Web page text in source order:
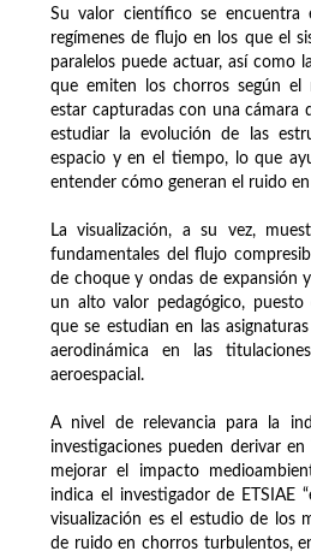
Su valor científico se encuentra
regímenes de flujo en los que el
paralelos puede actuar, así como
que emiten los chorros según el
estar capturadas con una cámara
estudiar la evolución de las
espacio y en el tiempo, lo que
entender cómo generan el ruido
La visualización, a su vez,
fundamentales del flujo
de choque y ondas de expansión
un alto valor pedagógico,
que se estudian en las
aerodinámica en las
aeroespacial.
A nivel de relevancia para la
investigaciones pueden derivar
mejorar el impacto
indica el investigador de ETSIAE
visualización es el estudio de los
de ruido en chorros turbulentos,